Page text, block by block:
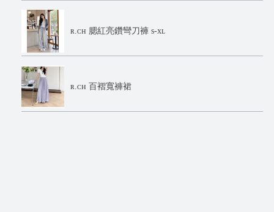
ʀ.ᴄʜ 腮紅亮鑽彎刀褲 s-xʟ
ʀ.ᴄʜ 百褶寬褲裙